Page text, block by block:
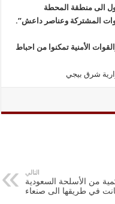
الى منطقة المحطة
المشتركة وعناصر داعش”.
الأمنية تمكنوا من احباط
التالي
من الأسلحة السعودية
في طريقها الى صنعاء